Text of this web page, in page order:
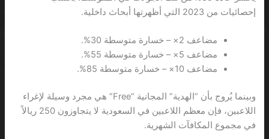
إحصائيات من 2023 التي أظهرتها أبحاث داخلية.
مضاعف 2× – خسارة متوسطة 30%.
مضاعف 5× – خسارة متوسطة 55%.
مضاعف 10× – خسارة متوسطة 85%.
وبينما يُروج بأن “الهدية” المجانية “Free” هي مجرد وسيلة لإغراء
اللاعبين، فإن معظم اللاعبين في السعودية لا يتجاوزون 250 ريالاً
في مجموع المكافآت الشهرية.